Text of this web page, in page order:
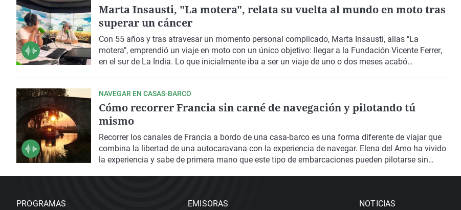
Marta Insausti, "La motera", relata su vuelta al mundo en moto tras
superar un cáncer
Con 55 años y tras atravesar un momento personal complicado, Marta Insausti, alias "La
motera", emprendió un viaje en moto con un único objetivo: llegar a la Fundación Vicente Ferrer,
en el sur de La India. Lo que inicialmente iba a ser un viaje de uno o dos meses acabó
NAVEGAR EN CASAS-BARCO
Cómo recorrer Francia sin carné de navegación y pilotando tú
mismo
Recorrer los canales de Francia a bordo de una casa-barco es una forma diferente de viajar que
combina la libertad de una autocaravana con la experiencia de navegar. Elena del Amo ha vivido
la experiencia y sabe de primera mano que este tipo de embarcaciones pueden pilotarse sin
PROGRAMAS EMISORAS NOTICIAS